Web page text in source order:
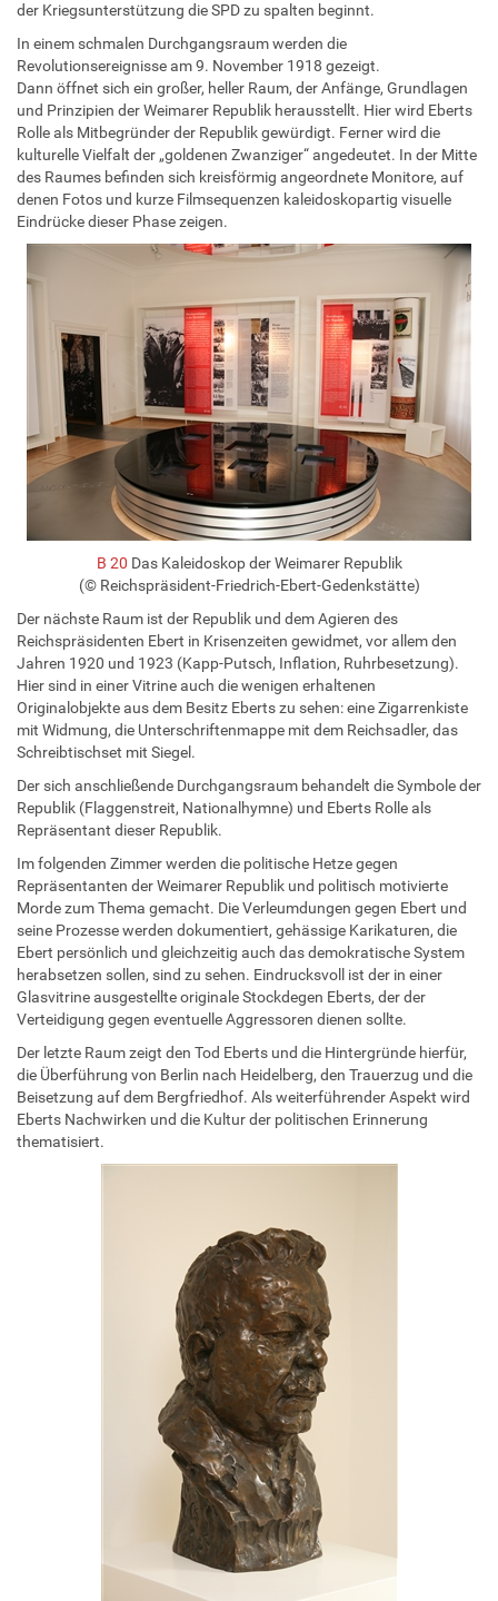
der Kriegsunterstützung die SPD zu spalten beginnt.
In einem schmalen Durchgangsraum werden die
Revolutionsereignisse am 9. November 1918 gezeigt.
Dann öffnet sich ein großer, heller Raum, der Anfänge, Grundlagen
und Prinzipien der Weimarer Republik herausstellt. Hier wird Eberts
Rolle als Mitbegründer der Republik gewürdigt. Ferner wird die
kulturelle Vielfalt der „goldenen Zwanziger“ angedeutet. In der Mitte
des Raumes befinden sich kreisförmig angeordnete Monitore, auf
denen Fotos und kurze Filmsequenzen kaleidoskopartig visuelle
Eindrücke dieser Phase zeigen.
B 20 Das Kaleidoskop der Weimarer Republik
(© Reichspräsident-Friedrich-Ebert-Gedenkstätte)
Der nächste Raum ist der Republik und dem Agieren des
Reichspräsidenten Ebert in Krisenzeiten gewidmet, vor allem den
Jahren 1920 und 1923 (Kapp-Putsch, Inflation, Ruhrbesetzung).
Hier sind in einer Vitrine auch die wenigen erhaltenen
Originalobjekte aus dem Besitz Eberts zu sehen: eine Zigarrenkiste
mit Widmung, die Unterschriftenmappe mit dem Reichsadler, das
Schreibtischset mit Siegel.
Der sich anschließende Durchgangsraum behandelt die Symbole der
Republik (Flaggenstreit, Nationalhymne) und Eberts Rolle als
Repräsentant dieser Republik.
Im folgenden Zimmer werden die politische Hetze gegen
Repräsentanten der Weimarer Republik und politisch motivierte
Morde zum Thema gemacht. Die Verleumdungen gegen Ebert und
seine Prozesse werden dokumentiert, gehässige Karikaturen, die
Ebert persönlich und gleichzeitig auch das demokratische System
herabsetzen sollen, sind zu sehen. Eindrucksvoll ist der in einer
Glasvitrine ausgestellte originale Stockdegen Eberts, der der
Verteidigung gegen eventuelle Aggressoren dienen sollte.
Der letzte Raum zeigt den Tod Eberts und die Hintergründe hierfür,
die Überführung von Berlin nach Heidelberg, den Trauerzug und die
Beisetzung auf dem Bergfriedhof. Als weiterführender Aspekt wird
Eberts Nachwirken und die Kultur der politischen Erinnerung
thematisiert.